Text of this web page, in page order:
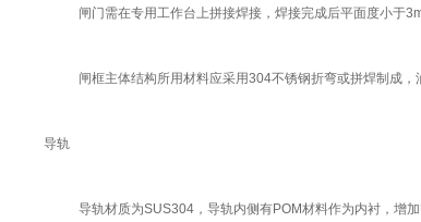
闸门需在专用工作台上拼接焊接，焊接完成后平面度小于
闸框主体结构所用材料应采用304不锈钢折弯或拼焊制成
导轨
导轨材质为SUS304，导轨内侧有POM材料作为内衬，增